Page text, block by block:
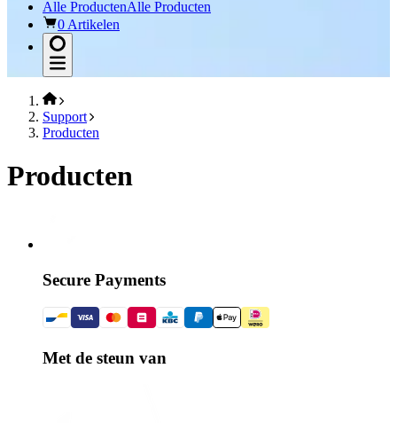
Alle ProductenAlle Producten
0 Artikelen
Support
Producten
Producten
Secure Payments
Met de steun van